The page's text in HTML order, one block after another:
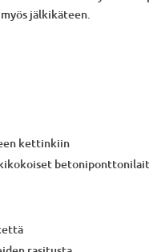
jälkikäteen.
kettinkiin